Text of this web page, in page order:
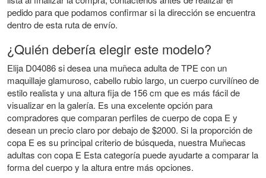
pedido para que podamos confirmar si la dirección se encuentra
dentro de esta ruta de envío.
¿Quién debería elegir este modelo?
Elija D04086 si desea una muñeca adulta de TPE con un
maquillaje glamuroso, cabello rubio largo, un cuerpo curvilíneo de
estilo realista y una altura fija de 156 cm que es más fácil de
visualizar en la galería. Es una excelente opción para
compradores que comparan perfiles de cuerpo de copa E y
desean un precio claro por debajo de $2000. Si la proporción de
copa E es su principal criterio de búsqueda, nuestra Muñecas
adultas con copa E Esta categoría puede ayudarte a comparar la
forma del cuerpo y la altura entre más opciones.